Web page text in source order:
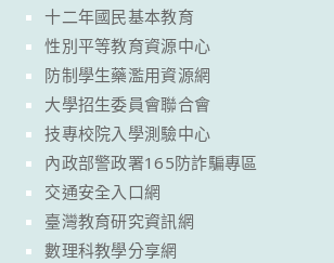
十二年國民基本教育
性別平等教育資源中心
防制學生藥濫用資源網
大學招生委員會聯合會
技專校院入學測驗中心
內政部警政署165防詐騙專區
交通安全入口網
臺灣教育研究資訊網
數理科教學分享網